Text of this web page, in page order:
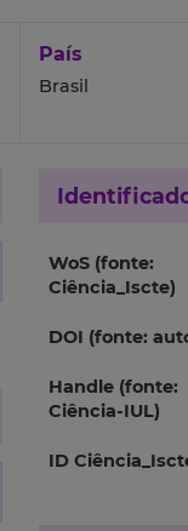
País
Brasil
WoS (fonte:
Ciência_Iscte)
DOI (fonte:
Handle (fonte:
Ciência-IUL)
ID